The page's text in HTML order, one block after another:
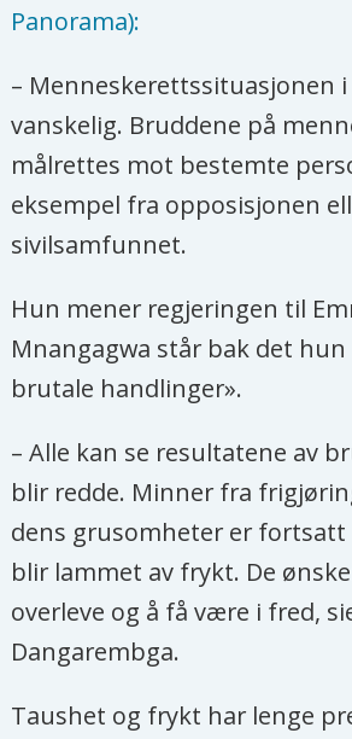
Panorama):
– Menneskerettssituasjonen
vanskelig. Bruddene på
målrettes mot bestemte
eksempel fra opposisjonen
sivilsamfunnet.
Hun mener regjeringen til
Mnangagwa står bak det
brutale handlinger».
– Alle kan se resultatene av
blir redde. Minner fra
dens grusomheter er fortsatt
blir lammet av frykt. De
overleve og å få være i fred,
Dangarembga.
Taushet og frykt har lenge